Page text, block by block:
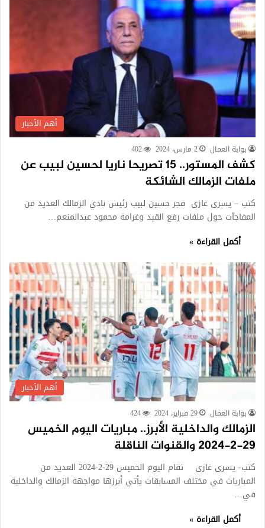
أهم الأخبار
بوابة العمال 2 مارس، 2024 402
كشف المستور.. 15 تصريحا ناريا لحسين لبيب عن
ملفات الزمالك الشائكة
كتب – يسرى غازى فجر حسين لبيب رئيس نادي الزمالك العديد من
المفاجآت حول ملفات رفع القيد وغرامة محمود عبدالمنعم…
أكمل القراءة »
أهم الأخبار
بوابة العمال 29 فبراير، 2024 424
الزمالك والداخلية الأبرز.. مباريات اليوم الخميس
29-2-2024 والقنوات الناقلة
كتب- يسرى غازى تقام اليوم الخميس 29-2-2024 العديد من
المباريات في مختلف المسابقات يأتي أبرزها مواجهة الزمالك والداخلية
في…
أكمل القراءة »